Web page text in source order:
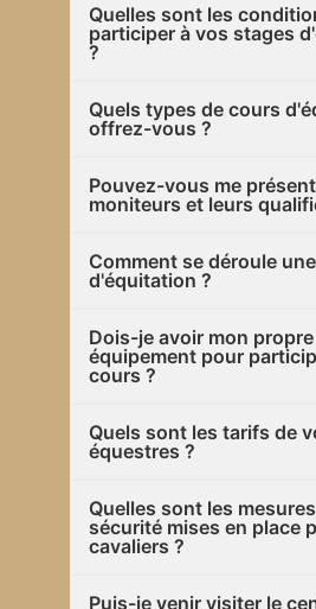
Quelles sont les
participer à vos stages
?
Quels types de cours
offrez-vous ?
Pouvez-vous me
moniteurs et leurs
Comment se déroule
d'équitation ?
Dois-je avoir mon propre
équipement pour
cours ?
Quels sont les tarifs de
équestres ?
Quelles sont les
sécurité mises en place
cavaliers ?
Puis-je venir visiter le